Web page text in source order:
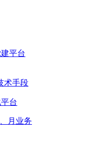
平台
术手段
台
月业务